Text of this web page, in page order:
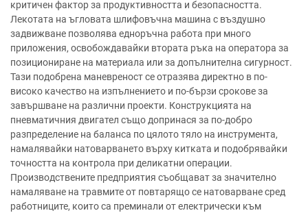
критичен фактор за продуктивността и безопасността.
Лекотата на ъгловата шлифовъчна машина с въздушно
задвижване позволява едноръчна работа при много
приложения, освобождавайки втората ръка на оператора за
позициониране на материала или за допълнителна сигурност.
Тази подобрена маневреност се отразява директно в по-
високо качество на изпълнението и по-бързи срокове за
завършване на различни проекти. Конструкцията на
пневматичния двигател също допринася за по-добро
разпределение на баланса по цялото тяло на инструмента,
намалявайки натоварването върху китката и подобрявайки
точността на контрола при деликатни операции.
Производствените предприятия съобщават за значително
намаляване на травмите от повтарящо се натоварване сред
работниците, които са преминали от електрически към